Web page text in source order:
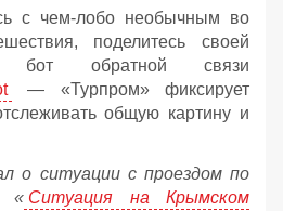
с чем-лобо необычным во
поделитесь своей
бот обратной связи
— «Турпром» фиксирует
общую картину и
о ситуации с проездом по
« Ситуация на Крымском